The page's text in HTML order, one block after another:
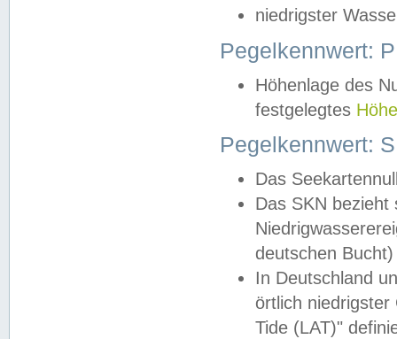
niedrigster
Pegelkennwert:
Höhenlage des
festgelegtes
Pegelkennwert:
Das
Das SKN
deutschen
In Deutschland
örtlich
Tide (LAT)"